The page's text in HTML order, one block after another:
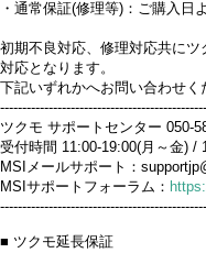
・通常保証(修理等)：ご購入日
初期不良対応、修理対応共に
対応となります。
下記いずれかへお問い合わせく
-----------------------------------------------
ツクモ サポートセンター 050-
受付時間 11:00-19:00(月～金) /
MSIメールサポート：
MSIサポートフォーラム：
-----------------------------------------------
■ ツクモ延長保証